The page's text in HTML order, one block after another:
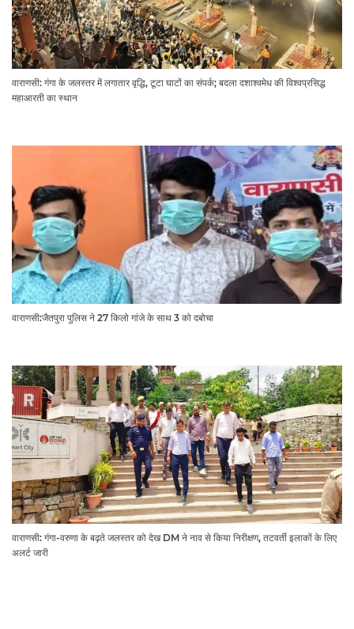
वाराणसी: गंगा के जलस्तर में लगातार वृद्धि, टूटा घाटों का संपर्क; बदला दशाश्वमेध की विश्वप्रसिद्ध
महाआरती का स्थान
वाराणसी:जैतपुरा पुलिस ने 27 किलो गांजे के साथ 3 को दबोचा
वाराणसी: गंगा-वरुणा के बढ़ते जलस्तर को देख DM ने नाव से किया निरीक्षण, तटवर्ती इलाकों के लिए
अलर्ट जारी